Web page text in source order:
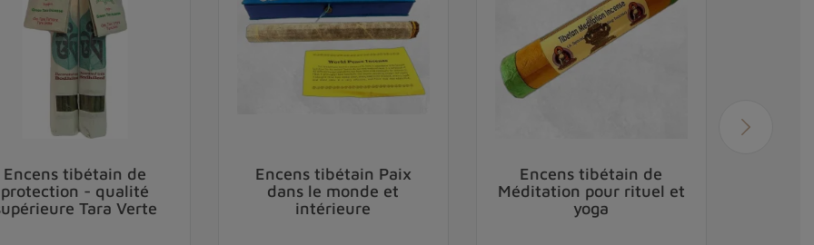
Encens tibétain de
protection - qualité
Tara Verte
Encens tibétain Paix
dans le monde et
intérieure
Encens tibétain de
Méditation pour rituel et
yoga